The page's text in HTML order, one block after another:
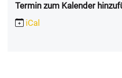
Termin zum Kalender
iCal